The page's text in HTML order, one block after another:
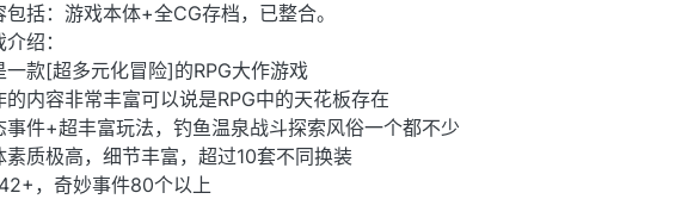
包括：游戏本体+全CG存档，已整合。
绍：
一款[超多元化冒险]的RPG大作游戏
的内容非常丰富可以说是RPG中的天花板存在
事件+超丰富玩法，钓鱼温泉战斗探索风俗一个都不少
素质极高，细节丰富，超过10套不同换装
，奇妙事件80个以上